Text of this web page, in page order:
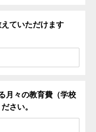
ていただけます
月々の教育費（学校
さい。